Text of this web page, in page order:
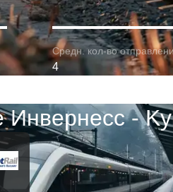
Средн. кол-во
4
-